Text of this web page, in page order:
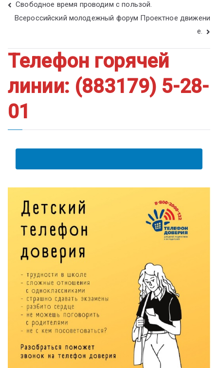
Свободное время проводим с пользой.
Всероссийский молодежный форум Проектное движени
е.
Телефон горячей
линии: (883179) 5-28-
01